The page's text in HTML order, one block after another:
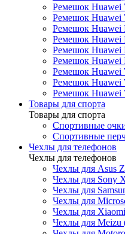
Ремешок Huawei
Ремешок Huawei
Ремешок Huawei
Ремешок Huawei
Ремешок Huawei
Ремешок Huawei
Ремешок Huawei
Ремешок Huawei
Ремешок Huawei
Товары для спорта
Товары для спорта
Спортивные
Спортивные
Чехлы для телефонов
Чехлы для телефонов
Чехлы для Asus
Чехлы для Sony
Чехлы для
Чехлы для
Чехлы для
Чехлы для Meizu